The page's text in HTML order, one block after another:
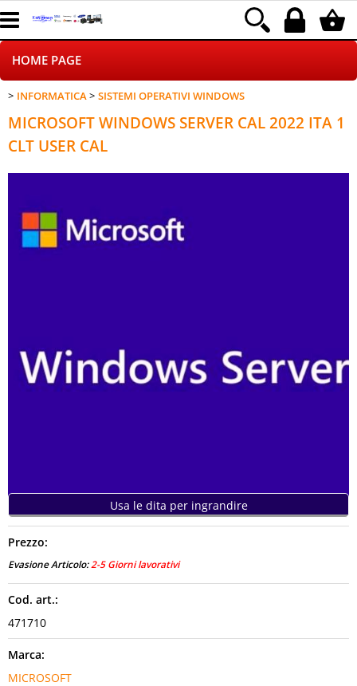
HOME PAGE
CHI SIAMO
LOGISTICA
DROPSHIPPING
CONTATTI
INFORMATICA SISTEMI OPERATIVI WINDOWS
MICROSOFT WINDOWS SERVER CAL 2022 ITA 1
CLT USER CAL
Usa le dita per ingrandire
Prezzo:
Evasione Articolo:2-5 Giorni lavorativi
Cod. art.:
471710
Marca:
MICROSOFT